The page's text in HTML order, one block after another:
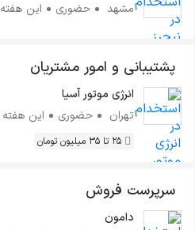
مشهد
حضوری این هفته
پشتیبانی و امور مشتریان
انرژی موتور آسیا
تهران
حضوری این هفته
25 تا 35 میلیون تومان
سرپرست فروش
دامون